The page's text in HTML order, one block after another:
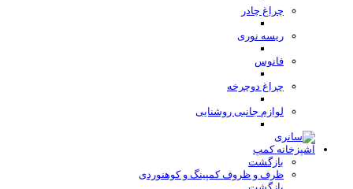
چراغ چادر
ریسه نوری
فانوس
چراغ دوچرخه
لوازم جانبی روشنایی
آشپزخانه کمپ
بازگشت
ظرف و ظروف کمپینگ و کوهنوردی